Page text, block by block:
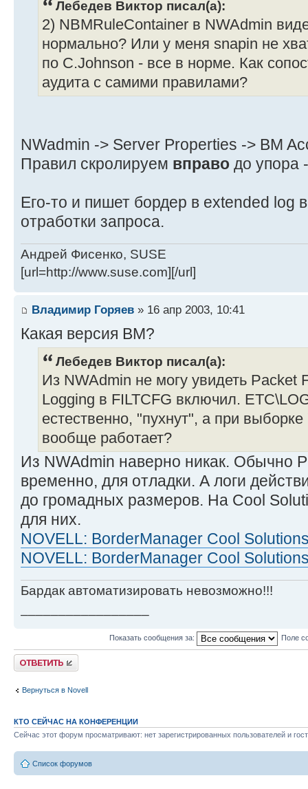
Лебедев Виктор писал(а):
2) NBMRuleContainer в NWAdmin
нормально? Или у меня snapin не
по C.Johnson - все в норме. Как
аудита с самими правилами?
NWadmin -> Server Properties -> BM
Правил скролируем вправо до упора
Его-то и пишет бордер в extended log
отработки запроса.
Андрей Фисенко, SUSE
[url=http://www.suse.com][/url]
Владимир Горяев » 16 апр 2003, 10:41
Какая версия BM?
Лебедев Виктор писал(а):
Из NWAdmin не могу увидеть Packet
Logging в FILTCFG включил.
естественно, "пухнут", а при
вообще работает?
Из NWAdmin наверно никак. Обычно
временно, для отладки. А логи
до громадных размеров. На Cool
для них.
NOVELL: BorderManager Cool
NOVELL: BorderManager Cool
Бардак автоматизировать невозможно!!!
Показать сообщения за: Поле
Ответить
Вернуться в Novell
КТО СЕЙЧАС НА КОНФЕРЕНЦИИ
Сейчас этот форум просматривают: нет зарегистрированных пользователей и
Список форумов